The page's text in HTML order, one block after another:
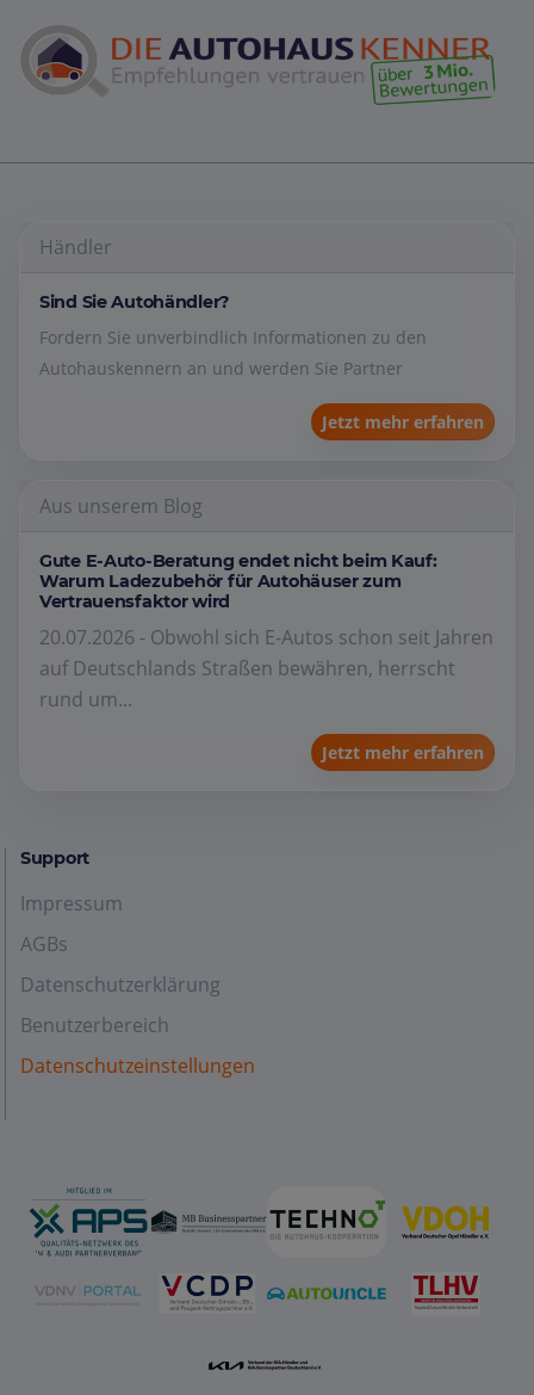
Händler
Sind Sie Autohändler?
Fordern Sie unverbindlich Informationen zu den
Autohauskennern an und werden Sie Partner
Jetzt mehr erfahren
Aus unserem Blog
Gute E-Auto-Beratung endet nicht beim Kauf:
Warum Ladezubehör für Autohäuser zum
Vertrauensfaktor wird
20.07.2026 - Obwohl sich E-Autos schon seit Jahren
auf Deutschlands Straßen bewähren, herrscht
rund um...
Jetzt mehr erfahren
Support
Impressum
AGBs
Datenschutzerklärung
Benutzerbereich
Datenschutzeinstellungen